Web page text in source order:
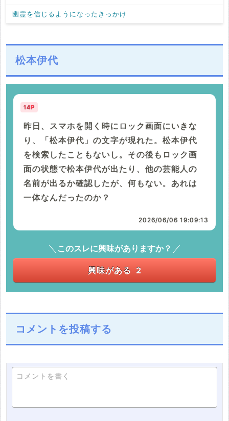
幽霊を信じるようになったきっかけ
松本伊代
14P
昨日、スマホを開く時にロック画面にいきな
り、「松本伊代」の文字が現れた。松本伊代
を検索したこともないし。その後もロック画
面の状態で松本伊代が出たり、他の芸能人の
名前が出るか確認したが、何もない。あれは
一体なんだったのか？
2026/06/06 19:09:13
このスレに興味がありますか？
興味がある 2
コメントを投稿する
コメントを書く